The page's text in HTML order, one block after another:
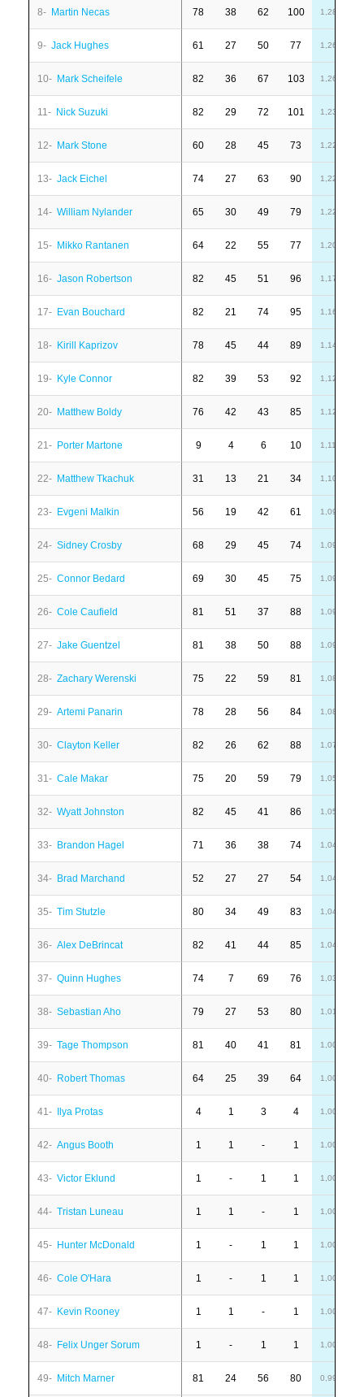
8- Martin Necas 78 38 62 100 1,28
9- Jack Hughes 61 27 50 77 1,26
10- Mark Scheifele 82 36 67 103 1,26
11- Nick Suzuki 82 29 72 101 1,23
12- Mark Stone 60 28 45 73 1,22
13- Jack Eichel 74 27 63 90 1,22
14- William Nylander 65 30 49 79 1,22
15- Mikko Rantanen 64 22 55 77 1,20
16- Jason Robertson 82 45 51 96 1,17
17- Evan Bouchard 82 21 74 95 1,16
18- Kirill Kaprizov 78 45 44 89 1,14
19- Kyle Connor 82 39 53 92 1,12
20- Matthew Boldy 76 42 43 85 1,12
21- Porter Martone 9 4 6 10 1,11
22- Matthew Tkachuk 31 13 21 34 1,10
23- Evgeni Malkin 56 19 42 61 1,09
24- Sidney Crosby 68 29 45 74 1,09
25- Connor Bedard 69 30 45 75 1,09
26- Cole Caufield 81 51 37 88 1,09
27- Jake Guentzel 81 38 50 88 1,09
28- Zachary Werenski 75 22 59 81 1,08
29- Artemi Panarin 78 28 56 84 1,08
30- Clayton Keller 82 26 62 88 1,07
31- Cale Makar 75 20 59 79 1,05
32- Wyatt Johnston 82 45 41 86 1,05
33- Brandon Hagel 71 36 38 74 1,04
34- Brad Marchand 52 27 27 54 1,04
35- Tim Stutzle 80 34 49 83 1,04
36- Alex DeBrincat 82 41 44 85 1,04
37- Quinn Hughes 74 7 69 76 1,03
38- Sebastian Aho 79 27 53 80 1,01
39- Tage Thompson 81 40 41 81 1,00
40- Robert Thomas 64 25 39 64 1,00
41- Ilya Protas 4 1 3 4 1,00
42- Angus Booth 1 1 - 1 1,00
43- Victor Eklund 1 - 1 1 1,00
44- Tristan Luneau 1 1 - 1 1,00
45- Hunter McDonald 1 - 1 1 1,00
46- Cole O'Hara 1 - 1 1 1,00
47- Kevin Rooney 1 1 - 1 1,00
48- Felix Unger Sorum 1 - 1 1 1,00
49- Mitch Marner 81 24 56 80 0,99